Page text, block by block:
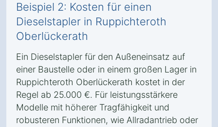
Beispiel 2: Kosten für einen
Dieselstapler in Ruppichteroth
Oberlückerath
Ein Dieselstapler für den Außeneinsatz auf
einer Baustelle oder in einem großen Lager in
Ruppichteroth Oberlückerath kostet in der
Regel ab 25.000 €. Für leistungsstärkere
Modelle mit höherer Tragfähigkeit und
robusteren Funktionen, wie Allradantrieb oder